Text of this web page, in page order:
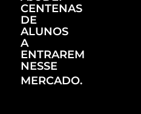
CENTENAS
DE
ALUNOS
A
ENTRAREM
NESSE
MERCADO.